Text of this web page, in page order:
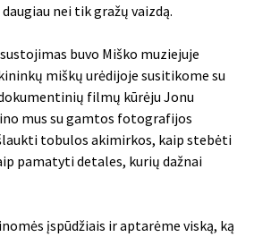
nei tik gražų vaizdą.
buvo Miško muziejuje
miškų urėdijoje susitikome su
filmų kūrėju Jonu
mus su gamtos fotografijos
tobulos akimirkos, kaip stebėti
pamatyti detales, kurių dažnai
įspūdžiais ir aptarėme viską, ką